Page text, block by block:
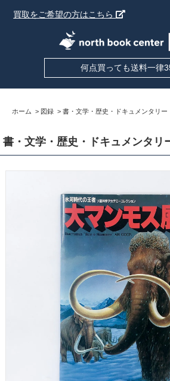
買取をご希望の方はこちら
何点買っても送料一律
ホーム > 図録 > 書・文学・歴史・ドキュメンタリー
書・文学・歴史・ドキュメンタリ